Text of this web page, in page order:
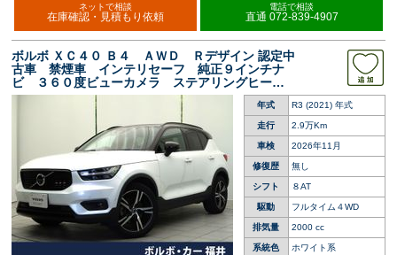
ネットで相談
在庫確認・見積もり依頼
電話で相談
直通 072-839-4907
ボルボ ＸＣ４０ Ｂ４ ＡＷＤ Ｒデザイン 認定中
古車 禁煙車 インテリセーフ 純正９インチナ
ビ ３６０度ビューカメラ ステアリングヒータ
ー シートヒーター メモリーシート パワーテ
ールゲート ＡｐｐｌｅＣａｒＰｌａｙ Ａｎｄ
ｒｏｉｄＡｕｔｏ
年式 R3 (2021) 年式
走行 2.9万Km
車検 2026年11月
修復歴 無し
シフト ８AT
駆動 フルタイム４WD
排気量 2000 cc
系統色 ホワイト系